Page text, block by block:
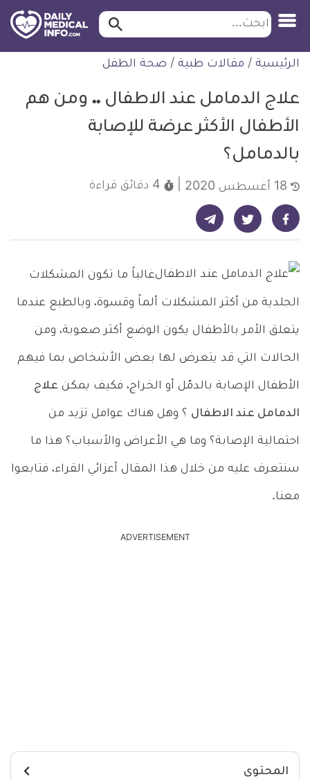
التخطي
للمحتوى
ابحث ابحث…
الرئيسية / مقالات طبية / صحة الطفل
علاج الدمامل عند الاطفال .. ومن هم
الأطفال الأكثر عرضة للإصابة
بالدمامل؟
4 دقائق قراءة
شارك على فيسبوك - ديلي ميديكال انفو شارك على تويتر - ديلي ميديكال انفو شارك على تيليجرام - ديلي ميديكال انفو
غالباً ما تكون المشكلات
الجلدية من أكثر المشكلات ألماً وقسوة، وبالطبع عندما
يتعلق الأمر بالأطفال يكون الوضع أكثر صعوبة، ومن
الحالات التي قد يتعرض لها بعض الأشخاص بما فيهم
الأطفال الإصابة بالدمّل أو الخراج، فكيف يمكن علاج
الدمامل عند الاطفال ؟ وهل هناك عوامل تزيد من
احتمالية الإصابة؟ وما هي الأعراض والأسباب؟ هذا ما
سنتعرف عليه من خلال هذا المقال أعزائي القراء، فتابعوا
معنا.
ADVERTISEMENT
المحتوى